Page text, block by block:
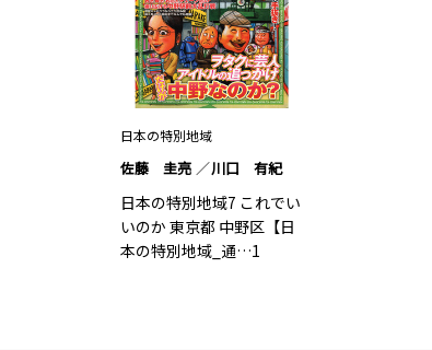
日本の特別地域
佐藤 圭亮 川口 有紀
日本の特別地域7 これでい
いのか 東京都 中野区【日
本の特別地域_通…1